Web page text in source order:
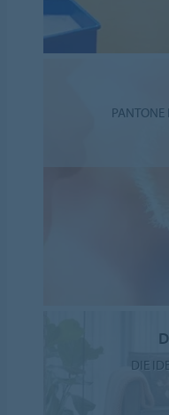
PANTONE
DIE